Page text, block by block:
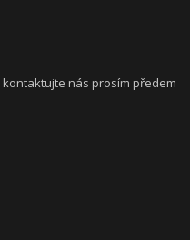
nás prosím předem